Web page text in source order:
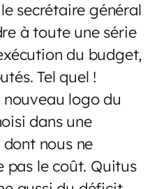
secrétaire général
à toute une série
du budget,
Tel quel !
nouveau logo du
dans une
nous ne
pas le coût. Quitus